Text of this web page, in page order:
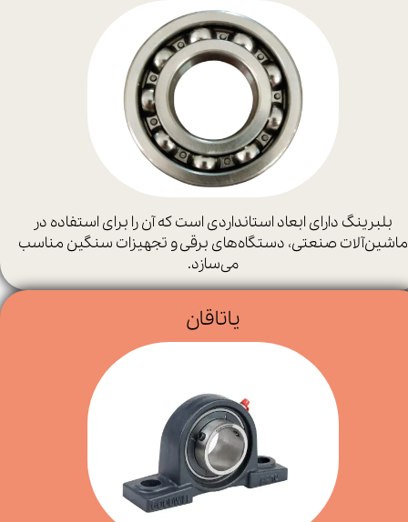
بلبرینگ دارای ابعاد استانداردی است که آن را برای استفاده در
ماشین‌آلات صنعتی، دستگاه‌های برقی و تجهیزات سنگین مناسب
می‌سازد.
یاتاقان